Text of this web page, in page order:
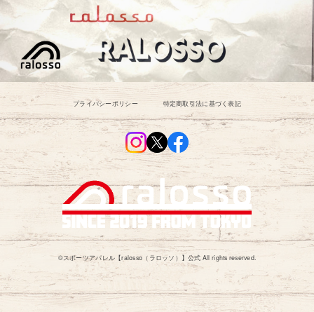
プライバシーポリシー 特定商取引法に基づく表記
©︎スポーツアパレル【ralosso（ラロッソ）】公式 All rights reserved.